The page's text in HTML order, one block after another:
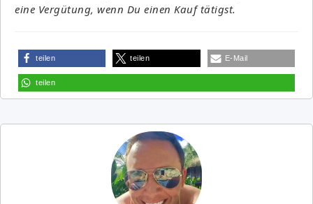
eine Vergütung, wenn Du einen Kauf tätigst.
teilen teilen E-Mail
teilen